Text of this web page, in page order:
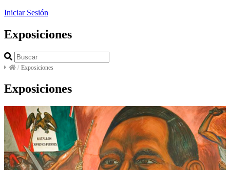
Iniciar Sesión
Exposiciones
/ Exposiciones
Exposiciones